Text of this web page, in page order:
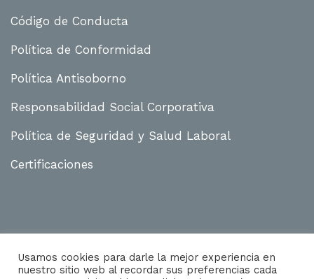
Código de Conducta
Política de Conformidad
Política Antisoborno
Responsabilidad Social Corporativa
Política de Seguridad y Salud Laboral
Certificaciones
Usamos cookies para darle la mejor experiencia en
nuestro sitio web al recordar sus preferencias cada